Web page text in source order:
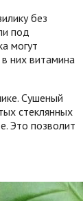
без
под
могут
них витамина
Сушеный
стеклянных
Это позволит